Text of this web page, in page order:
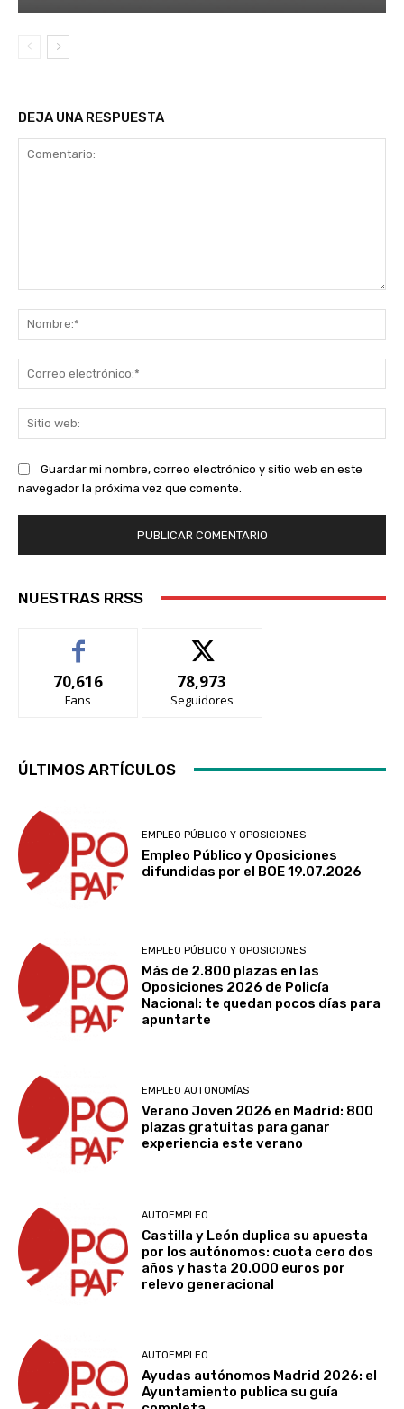
DEJA UNA RESPUESTA
Guardar mi nombre, correo electrónico y sitio web en este
navegador la próxima vez que comente.
NUESTRAS RRSS
70,616
Fans
78,973
Seguidores
ÚLTIMOS ARTÍCULOS
EMPLEO PÚBLICO Y OPOSICIONES
Empleo Público y Oposiciones
difundidas por el BOE 19.07.2026
EMPLEO PÚBLICO Y OPOSICIONES
Más de 2.800 plazas en las
Oposiciones 2026 de Policía
Nacional: te quedan pocos días para
apuntarte
EMPLEO AUTONOMÍAS
Verano Joven 2026 en Madrid: 800
plazas gratuitas para ganar
experiencia este verano
AUTOEMPLEO
Castilla y León duplica su apuesta
por los autónomos: cuota cero dos
años y hasta 20.000 euros por
relevo generacional
AUTOEMPLEO
Ayudas autónomos Madrid 2026: el
Ayuntamiento publica su guía